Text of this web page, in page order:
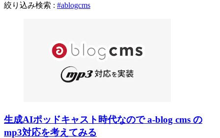
絞り込み検索 : #ablogcms
生成AIポッドキャスト時代なので a-blog cms の
mp3対応を考えてみる